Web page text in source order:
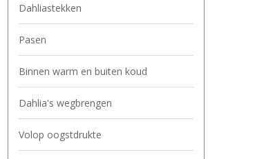
Dahliastekken
Pasen
Binnen warm en buiten koud
Dahlia's wegbrengen
Volop oogstdrukte